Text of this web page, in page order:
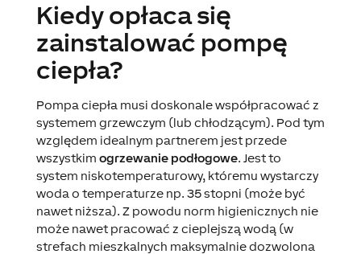
Kiedy opłaca się
zainstalować pompę
ciepła?
Pompa ciepła musi doskonale współpracować z
systemem grzewczym (lub chłodzącym). Pod tym
względem idealnym partnerem jest przede
wszystkim ogrzewanie podłogowe. Jest to
system niskotemperaturowy, któremu wystarczy
woda o temperaturze np. 35 stopni (może być
nawet niższa). Z powodu norm higienicznych nie
może nawet pracować z cieplejszą wodą (w
strefach mieszkalnych maksymalnie dozwolona